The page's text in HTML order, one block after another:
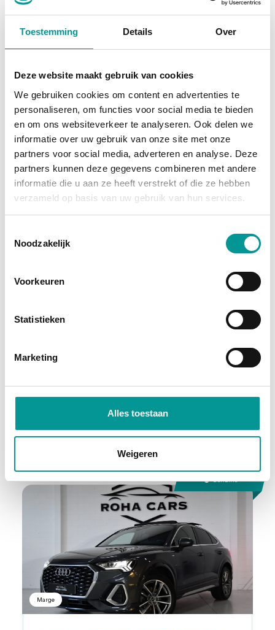
Toestemming Details Over
Deze website maakt gebruik van cookies
We gebruiken cookies om content en advertenties te
personaliseren, om functies voor social media te bieden
en om ons websiteverkeer te analyseren. Ook delen we
informatie over uw gebruik van onze site met onze
partners voor social media, adverteren en analyse. Deze
partners kunnen deze gegevens combineren met andere
informatie die u aan ze heeft verstrekt of die ze hebben
verzameld op basis van uw gebruik van hun services.
Noodzakelijk
Voorkeuren
Statistieken
Marketing
Alles toestaan
Weigeren
Automaat - 89290km - 2020
€304.54/maand
70 maanden
Deze auto bekijken
Diesel
72 maanden
Deze auto bekijken
Benzine
Marge